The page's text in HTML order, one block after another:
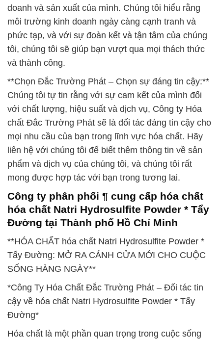
doanh và sản xuất của mình. Chúng tôi hiểu rằng
môi trường kinh doanh ngày càng cạnh tranh và
phức tạp, và với sự đoàn kết và tận tâm của chúng
tôi, chúng tôi sẽ giúp bạn vượt qua mọi thách thức
và thành công.
**Chọn Đắc Trường Phát – Chọn sự đáng tin cậy:**
Chúng tôi tự tin rằng với sự cam kết của mình đối
với chất lượng, hiệu suất và dịch vụ, Công ty Hóa
chất Đắc Trường Phát sẽ là đối tác đáng tin cậy cho
mọi nhu cầu của bạn trong lĩnh vực hóa chất. Hãy
liên hệ với chúng tôi để biết thêm thông tin về sản
phẩm và dịch vụ của chúng tôi, và chúng tôi rất
mong được hợp tác với bạn trong tương lai.
Công ty phân phối ¶ cung cấp hóa chất
hóa chất Natri Hydrosulfite Powder * Tẩy
Đường tại Thành phố Hồ Chí Minh
**HÓA CHẤT hóa chất Natri Hydrosulfite Powder *
Tẩy Đường: MỞ RA CÁNH CỬA MỚI CHO CUỘC
SỐNG HÀNG NGÀY**
*Công Ty Hóa Chất Đắc Trường Phát – Đối tác tin
cậy về hóa chất Natri Hydrosulfite Powder * Tẩy
Đường*
Hóa chất là một phần quan trọng trong cuộc sống